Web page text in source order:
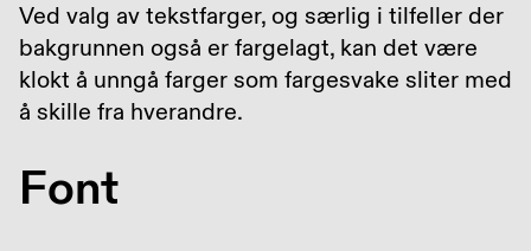
Ved valg av tekstfarger, og særlig i tilfeller der
bakgrunnen også er fargelagt, kan det være
klokt å unngå farger som fargesvake sliter med
å skille fra hverandre.
Font